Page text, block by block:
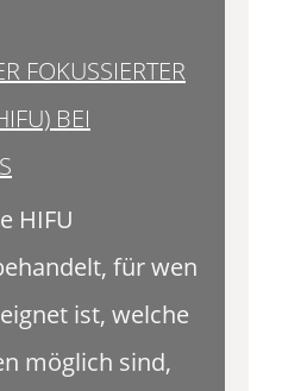
FOKUSSIERTER
BEI
HIFU
für wen
ist, welche
möglich sind,